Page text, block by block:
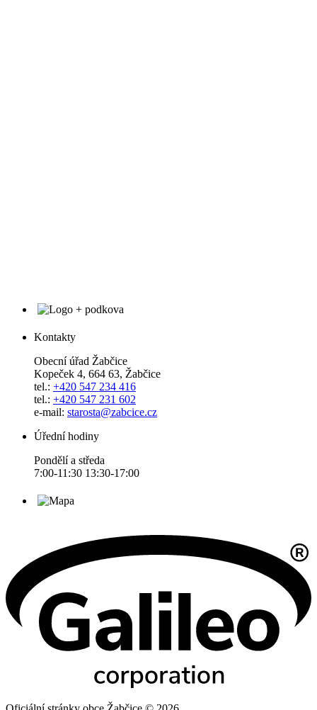
Kontakty
Obecní úřad Žabčice
Kopeček 4, 664 63, Žabčice
tel.: +420 547 234 416
tel.: +420 547 231 602
e-mail: starosta@zabcice.cz
Úřední hodiny
Pondělí a středa
7:00-11:30 13:30-17:00